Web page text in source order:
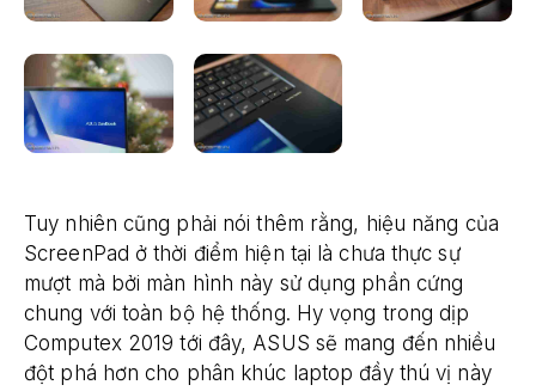
Tuy nhiên cũng phải nói thêm rằng, hiệu năng của
ScreenPad ở thời điểm hiện tại là chưa thực sự
mượt mà bởi màn hình này sử dụng phần cứng
chung với toàn bộ hệ thống. Hy vọng trong dịp
Computex 2019 tới đây, ASUS sẽ mang đến nhiều
đột phá hơn cho phân khúc laptop đầy thú vị này